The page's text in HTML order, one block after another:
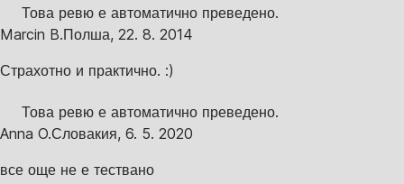
Това ревю е автоматично преведено.
Marcin B.Полша, 22. 8. 2014
Страхотно и практично. :)
Това ревю е автоматично преведено.
Anna O.Словакия, 6. 5. 2020
все още не е тествано